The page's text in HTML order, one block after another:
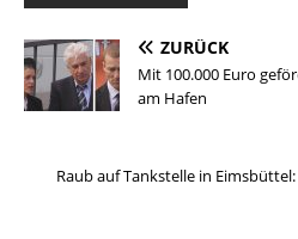
ZURÜCK
Mit 100.000 Euro
am Hafen
Raub auf Tankstelle in